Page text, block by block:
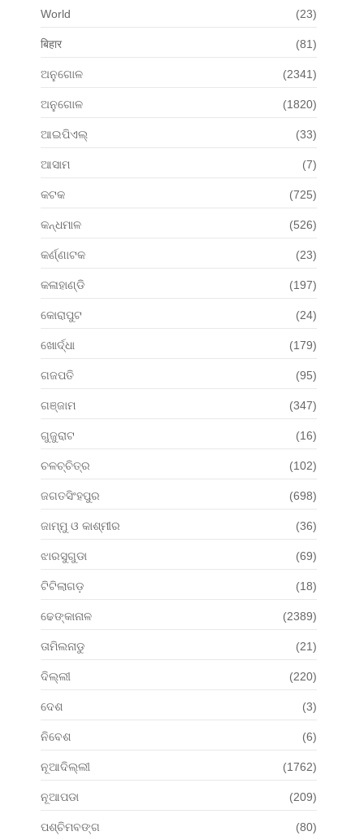
World (23)
बिहार (81)
ଅନୁଗୋଳ (2341)
ଅନୁଗୋଳ (1820)
ଆଇପିଏଲ୍ (33)
ଆସାମ (7)
କଟକ (725)
କନ୍ଧମାଳ (526)
କର୍ଣ୍ଣାଟକ (23)
କଳାହାଣ୍ଡି (197)
କୋରାପୁଟ (24)
ଖୋର୍ଦ୍ଧା (179)
ଗଜପତି (95)
ଗଞ୍ଜାମ (347)
ଗୁଜୁରାଟ (16)
ଚଳଚ୍ଚିତ୍ର (102)
ଜଗତସିଂହପୁର (698)
ଜାମ୍ମୁ ଓ କାଶ୍ମୀର (36)
ଝାରସୁଗୁଡା (69)
ଟିଟିଲାଗଡ଼ (18)
ଢେଙ୍କାନାଳ (2389)
ତାମିଲନାଡୁ (21)
ଦିଲ୍ଲୀ (220)
ଦେଶ (3)
ନିବେଶ (6)
ନୂଆଦିଲ୍ଲୀ (1762)
ନୂଆପଡା (209)
ପଶ୍ଚିମବଙ୍ଗ (80)